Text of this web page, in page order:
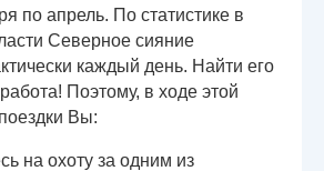
по апрель. По статистике в
Северное сияние
каждый день. Найти его
Поэтому, в ходе этой
Вы:
на охоту за одним из